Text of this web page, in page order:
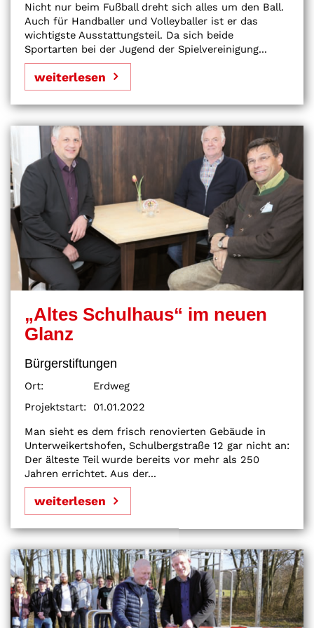
Nicht nur beim Fußball dreht sich alles um den Ball.
Auch für Handballer und Volleyballer ist er das
wichtigste Ausstattungsteil. Da sich beide
Sportarten bei der Jugend der Spielvereinigung...
weiterlesen
„Altes Schulhaus“ im neuen
Glanz
Bürgerstiftungen
Ort:
Erdweg
Projektstart:
01.01.2022
Man sieht es dem frisch renovierten Gebäude in
Unterweikertshofen, Schulbergstraße 12 gar nicht an:
Der älteste Teil wurde bereits vor mehr als 250
Jahren errichtet. Aus der...
weiterlesen